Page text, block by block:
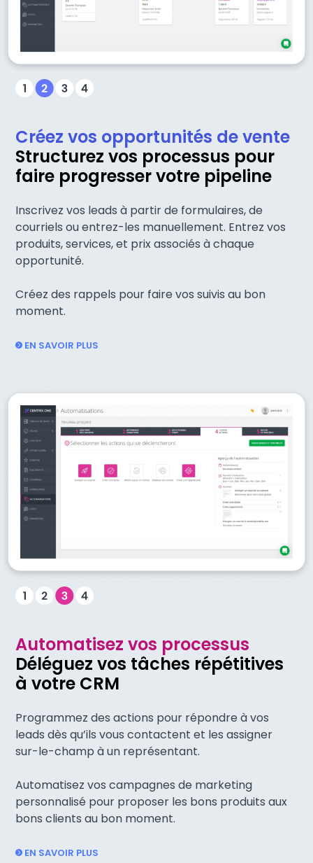
Créez vos opportunités de vente
Structurez vos processus pour
faire progresser votre pipeline
Inscrivez vos leads à partir de formulaires, de
courriels ou entrez-les manuellement. Entrez vos
produits, services, et prix associés à chaque
opportunité.
Créez des rappels pour faire vos suivis au bon
moment.
EN SAVOIR PLUS
Automatisez vos processus
Déléguez vos tâches répétitives
à votre CRM
Programmez des actions pour répondre à vos
leads dès qu’ils vous contactent et les assigner
sur-le-champ à un représentant.
Automatisez vos campagnes de marketing
personnalisé pour proposer les bons produits aux
bons clients au bon moment.
EN SAVOIR PLUS